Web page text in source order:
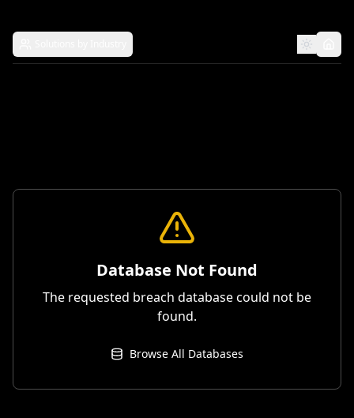
Database Not Found
The requested breach database could not be
found.
Browse All Databases